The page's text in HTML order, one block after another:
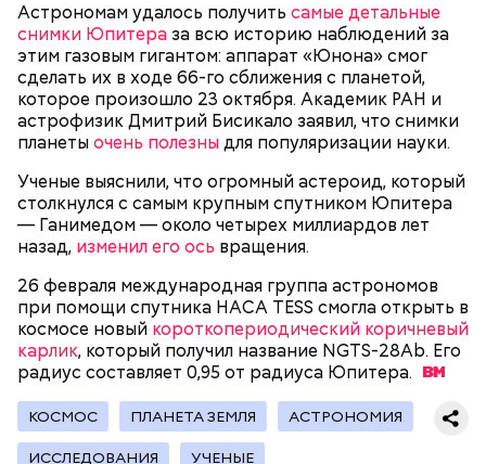
Астрономам удалось получить самые детальные
снимки Юпитераза всю историю наблюдений за
этим газовым гигантом: аппарат «Юнона» смог
сделать их в ходе 66-го сближения с планетой,
которое произошло 23 октября. Академик РАН и
астрофизик Дмитрий Бисикало заявил, что снимки
планетыочень полезныдля популяризации науки.
Ученые выяснили, что огромный астероид, который
столкнулся с самым крупным спутником Юпитера
— Ганимедом — около четырех миллиардов лет
назад, изменил его ось вращения.
26 февраля международная группа астрономов
при помощи спутника НАСА TESS смогла открыть в
космосе новый короткопериодический коричневый
карлик, который получил название NGTS-28Ab. Его
радиус составляет 0,95 от радиуса Юпитера.
КОСМОС ПЛАНЕТА ЗЕМЛЯ АСТРОНОМИЯ
ИССЛЕДОВАНИЯ УЧЕНЫЕ
Атака хищника: ихтиолог
объяснил, почему акулы
нападают на человека
Особенно опасно контактировать с водой, если вы
оказались в открытом море и получили порез или
ранку. Акула чувствует даже небольшое
количество крови на расстоянии до полутора
километров. Если вы поранились в воде, сразу же
выходите на берег.
— Во время перелета вы больше облучаетесь, чем в
период нахождения не территории в течение
Экскурсовод отметил, что в заповеднике нет
могильников, техники и мертвых городов,
притягивающих сталкеров, как в украинской
Припяти. А на пожарную вышку, откуда можно
увидеть территорию чернобыльской станции,
подниматься запрещено. Зато есть выселенные
деревни — местный эксклюзив.
Свое несогласие с предыдущим спикером в личном
разговоре с корреспондентом «Вечерней Москвы»
высказал председатель Всероссийского общества
Эксперт предположил, что любая информация,
напоминающая о проблемах экологии и ядерной
угрозы, — основание лишний раз задуматься о том,
что физический мир не вечен и только в наших
силах сделать все, чтобы продлить жизнь себе и
окружающей нас природе:
когда мир приходил в себя после мировых войн,
страшных кровопролитных противостояний. И в
качестве напоминания о том, что ядерные
столкновения могут закончиться полным
уничтожением всего живого, были запущены эти
часы. И что бы сейчас ни говорили, они очень четко
и своевременно «реагировали» на актуальные
проблемы. Если даже у адептов этой концепции
есть коммерческие амбиции — это их право.
Главное, что они заставляют людей задуматься над
своим будущим и будущим человечества.